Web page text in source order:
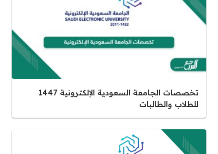
تخصصات الجامعة السعودية الإلكترونية 1447
للطلاب والطالبات